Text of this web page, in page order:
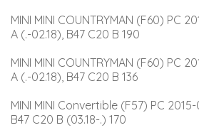
MINI MINI COUNTRYMAN (F60) PC
A (.-02.18), B47 C20 B 190
MINI MINI COUNTRYMAN (F60) PC
A (.-02.18), B47 C20 B 136
MINI MINI Convertible (F57) PC
B47 C20 B (03.18-.) 170